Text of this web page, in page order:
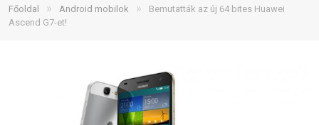
Főoldal » Android mobilok »
Bemutatták az új 64 bites Huawei
Ascend G7-et!